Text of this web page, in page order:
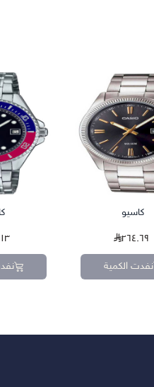
كاسيو
٢٦٤.٦٩
نفدت الكمية